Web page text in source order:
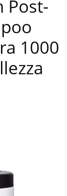
Post-
1000